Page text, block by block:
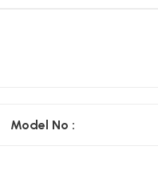
Model No :